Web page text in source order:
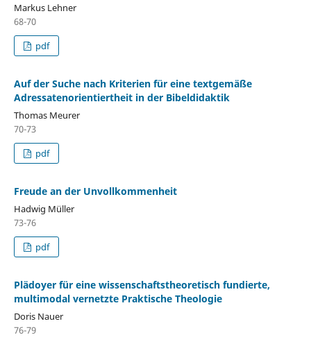
Markus Lehner
68-70
pdf
Auf der Suche nach Kriterien für eine textgemäße
Adressatenorientiertheit in der Bibeldidaktik
Thomas Meurer
70-73
pdf
Freude an der Unvollkommenheit
Hadwig Müller
73-76
pdf
Plädoyer für eine wissenschaftstheoretisch fundierte,
multimodal vernetzte Praktische Theologie
Doris Nauer
76-79